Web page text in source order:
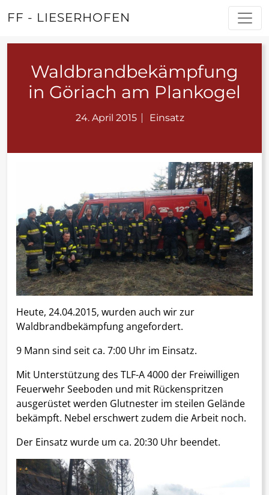
FF - LIESERHOFEN
Waldbrandbekämpfung
in Göriach am Plankogel
24. April 2015 Einsatz
Heute, 24.04.2015, wurden auch wir zur
Waldbrandbekämpfung angefordert.
9 Mann sind seit ca. 7:00 Uhr im Einsatz.
Mit Unterstützung des TLF-A 4000 der Freiwilligen
Feuerwehr Seeboden und mit Rückenspritzen
ausgerüstet werden Glutnester im steilen Gelände
bekämpft. Nebel erschwert zudem die Arbeit noch.
Der Einsatz wurde um ca. 20:30 Uhr beendet.